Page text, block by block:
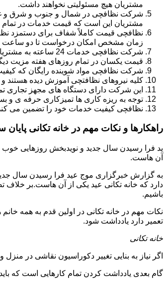
مشتریان هیچ مسئولیتی نخواهند داشت.
شرکت نظافچی در شمال و جنوب و شرق و غرب
مشتریان این است که قیمت خدمات در
زمان مشخص امکان درخواست تا دو ساعت
شرکت نظافچی خدمات 24 ساعته به مشتریان ارائه می دهد؛ یعنی نیازی نیست برای تمیز کردن منزل یا شرکت حتماً در ساعت کاری درخواست نظافتچی بدهید.
قیمت یکسان در تمام روزهای هفته مزیت
شرکت نظافچی مواد شوینده رایگان که
کلیه نیروهای نظافتچی آموزش دیده هستند
این شرکت دارای دستگاه های مجهز تجاری
توجه به ریزه کاری ها تمیزکاری حرفه ی و
نظافچی کیفیت خدمات خود را تضمین می
راهکارها و نکات مهم در خانه تکانی پایان
ید فرا رسیدن سال جدید و نویدبخش روزهایی خوب
آن هاست.
به گزارش خبرگزاری موج عید فرا رسیدن سال
دارد که خانه تکانی عید یکی از آن هاست.بر خلاف
باشیم.
نکات مهم در خانه تکانی در اولین قدم به همه خانم
تعمیر دارد یادداشت شود.
خانه تکانی
اگر نیاز به بنایی تغییر دکوراسیون نقاشی در
گام بعدی یادداشت کردن تمام کارهایی است که